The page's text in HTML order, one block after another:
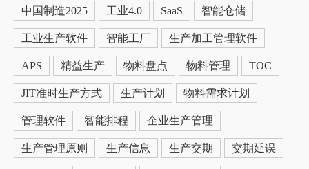
中国制造2025 工业4.0 SaaS 智能仓储
工业生产软件 智能工厂 生产加工管理软件
APS 精益生产 物料盘点 物料管理 TOC
JIT准时生产方式 生产计划 物料需求计划
管理软件 智能排程 企业生产管理
生产管理原则 生产信息 生产交期 交期延误